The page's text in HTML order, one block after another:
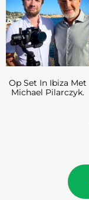
Op Set In Ibiza Met
Michael Pilarczyk.